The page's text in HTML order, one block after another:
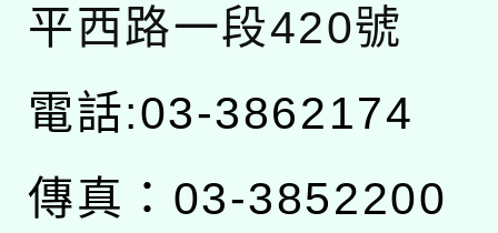
平西路一段420號
電話:03-3862174
傳真：03-3852200